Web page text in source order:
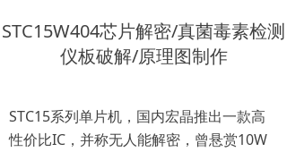
STC15W404芯片解密/真菌毒素检测
仪板破解/原理图制作
STC15系列单片机，国内宏晶推出一款高
性价比IC，并称无人能解密，曾悬赏10W